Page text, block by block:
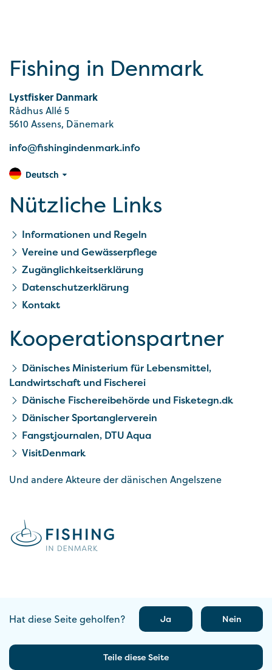
Fishing in Denmark
Lystfisker Danmark
Rådhus Allé 5
5610 Assens, Dänemark
info@fishingindenmark.info
Deutsch
Nützliche Links
Informationen und Regeln
Vereine und Gewässerpflege
Zugänglichkeitserklärung
Datenschutzerklärung
Kontakt
Kooperationspartner
Dänisches Ministerium für Lebensmittel,
Landwirtschaft und Fischerei
Dänische Fischereibehörde und Fisketegn.dk
Dänischer Sportanglerverein
Fangstjournalen, DTU Aqua
VisitDenmark
Und andere Akteure der dänischen Angelszene
Hat diese Seite geholfen? Ja Nein
Teile diese Seite